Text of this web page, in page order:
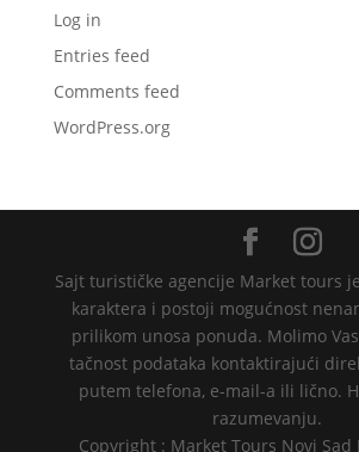
Log in
Entries feed
Comments feed
WordPress.org
Sajt turističke agencije Market tours
karaktera i postoji mogućnost
prilikom unosa ponuda. Molimo
tačnost podataka kontaktirajući
putem telefona, e-mail-a ili lično.
razumevanju.
Copyright : Market Tours Novi Sad